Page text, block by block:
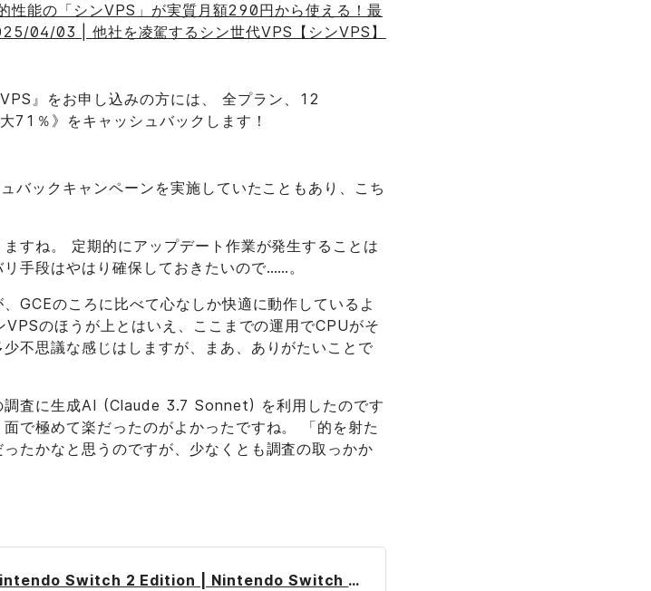
性能の「シンVPS」が実質月額290円から使える！最
04/03 | 他社を凌駕するシン世代VPS【シンVPS】
』をお申し込みの方には、 全プラン、12
71％》をキャッシュバックします！
バックキャンペーンを実施していたこともあり、こち
すね。 定期的にアップデート作業が発生することは
手段はやはり確保しておきたいので……。
GCEのころに比べて心なしか快適に動作しているよ
のほうが上とはいえ、ここまでの運用でCPUがそ
不思議な感じはしますが、まあ、ありがたいことで
調査に生成AI (Claude 3.7 Sonnet) を利用したのです
で極めて楽だったのがよかったですね。 「的を射た
たかなと思うのですが、少なくとも調査の取っかか
ゼルダの伝説 ブレス オブ ザ ワイルド Nintendo Switch 2 Edition | Nintendo Switch 2 | 任天堂